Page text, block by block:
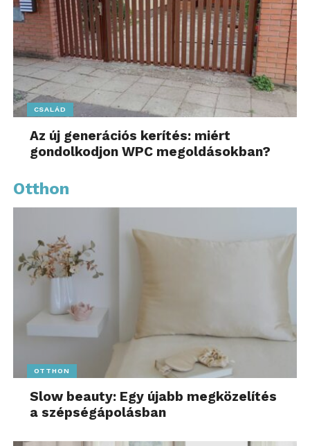
CSALÁD
Az új generációs kerítés: miért
gondolkodjon WPC megoldásokban?
Otthon
OTTHON
Slow beauty: Egy újabb megközelítés
a szépségápolásban